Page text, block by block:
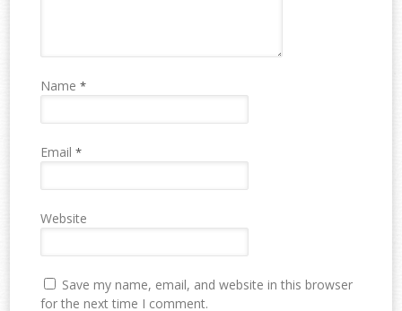
Name*
Email*
Website
Save my name, email, and website in this browser
for the next time I comment.